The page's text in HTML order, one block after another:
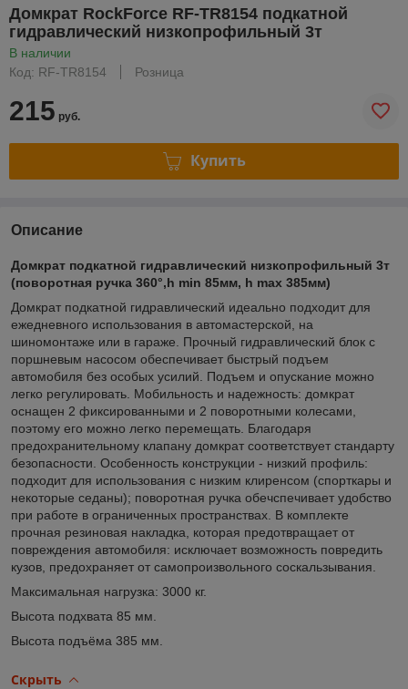
Домкрат RockForce RF-TR8154 подкатной
гидравлический низкопрофильный 3т
В наличии
Код: RF-TR8154
Розница
215 руб.
Купить
Описание
Домкрат подкатной гидравлический низкопрофильный 3т
(поворотная ручка 360°,h min 85мм, h max 385мм)
Домкрат подкатной гидравлический идеально подходит для
ежедневного использования в автомастерской, на
шиномонтаже или в гараже. Прочный гидравлический блок с
поршневым насосом обеспечивает быстрый подъем
автомобиля без особых усилий. Подъем и опускание можно
легко регулировать. Мобильность и надежность: домкрат
оснащен 2 фиксированными и 2 поворотными колесами,
поэтому его можно легко перемещать. Благодаря
предохранительному клапану домкрат соответствует стандарту
безопасности. Особенность конструкции - низкий профиль:
подходит для использования с низким клиренсом (спорткары и
некоторые седаны); поворотная ручка обечспечивает удобство
при работе в ограниченных пространствах. В комплекте
прочная резиновая накладка, которая предотвращает от
повреждения автомобиля: исключает возможность повредить
кузов, предохраняет от самопроизвольного соскальзывания.
Максимальная нагрузка: 3000 кг.
Высота подхвата 85 мм.
Высота подъёма 385 мм.
Скрыть